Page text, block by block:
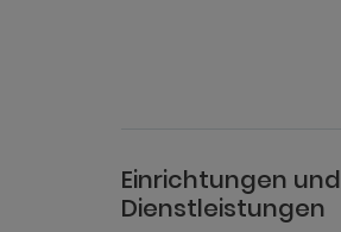
Einrichtungen und
Dienstleistungen